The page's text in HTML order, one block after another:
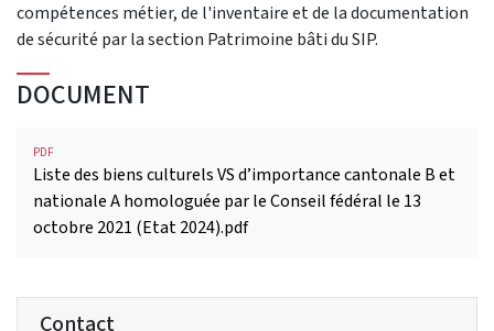
compétences métier, de l'inventaire et de la documentation
de sécurité par la section Patrimoine bâti du SIP.
DOCUMENT
PDF
Liste des biens culturels VS d’importance cantonale B et
nationale A homologuée par le Conseil fédéral le 13
octobre 2021 (Etat 2024).pdf
Contact